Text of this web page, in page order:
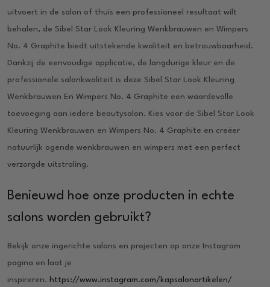
uitvoert in de salon of thuis een professioneel resultaat wilt
behalen, de Sibel Star Look Kleuring Wenkbrauwen en Wimpers
No. 4 Graphite biedt uitstekende kwaliteit en betrouwbaarheid.
Dankzij de eenvoudige applicatie, de langdurige kleur en de
professionele salonkwaliteit is deze Sibel Star Look Kleuring
Wenkbrauwen En Wimpers No. 4 Graphite een waardevolle
toevoeging aan iedere beautysalon. Kies voor de Sibel Star Look
Kleuring Wenkbrauwen en Wimpers No. 4 Graphite en creëer
natuurlijk ogende wenkbrauwen en wimpers met een perfect
verzorgde uitstraling.
Benieuwd hoe onze producten in echte
salons worden gebruikt?
Bekijk onze ingerichte salons en projecten op onze Instagram
pagina en laat je
inspireren. https://www.instagram.com/kapsalonartikelen/